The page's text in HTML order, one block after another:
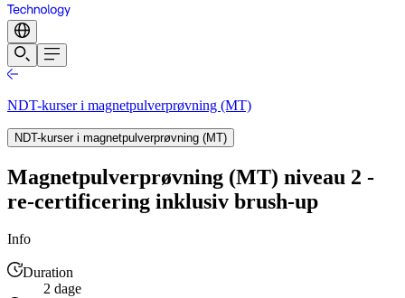
NDT-kurser i magnetpulverprøvning (MT)
NDT-kurser i magnetpulverprøvning (MT)
Magnetpulverprøvning (MT) niveau 2 -
re-certificering inklusiv brush-up
Info
Duration
2 dage